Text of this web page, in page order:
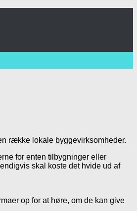
række lokale byggevirksomheder.
for enten tilbygninger eller
skal koste det hvide ud af
op for at høre, om de kan give